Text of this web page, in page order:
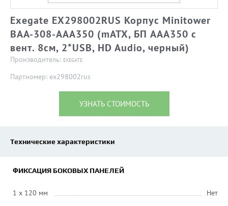
Exegate EX298002RUS Корпус Minitower
BAA-308-AAA350 (mATX, БП AAA350 с
вент. 8см, 2*USB, HD Audio, черный)
Производитель: EXEGATE
Партномер: ex298002rus
УЗНАТЬ СТОИМОСТЬ
Технические характеристики
ФИКСАЦИЯ БОКОВЫХ ПАНЕЛЕЙ
1 x 120 мм
Нет